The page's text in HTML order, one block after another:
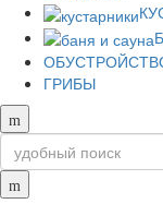
ГРИБЫ